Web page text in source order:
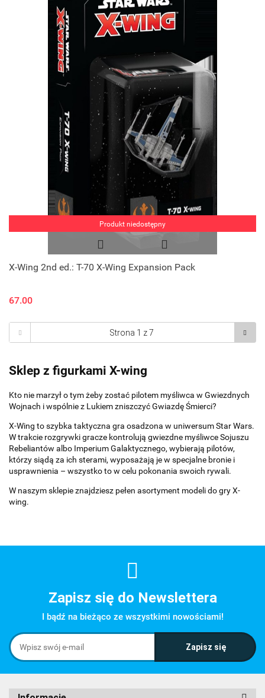
Produkt niedostępny
X-Wing 2nd ed.: T-70 X-Wing Expansion Pack
67.00
Sklep z figurkami X-wing
Kto nie marzył o tym żeby zostać pilotem myśliwca w Gwiezdnych
Wojnach i wspólnie z Lukiem zniszczyć Gwiazdę Śmierci?
X-Wing to szybka taktyczna gra osadzona w uniwersum Star Wars.
W trakcie rozgrywki gracze kontrolują gwiezdne myśliwce Sojuszu
Rebeliantów albo Imperium Galaktycznego, wybierają pilotów,
którzy siądą za ich sterami, wyposażają je w specjalne bronie i
usprawnienia – wszystko to w celu pokonania swoich rywali.
W naszym sklepie znajdziesz pełen asortyment modeli do gry X-
wing.
Zapisz się do Newslettera
I bądź na bieżąco ze wszystkimi nowościami!